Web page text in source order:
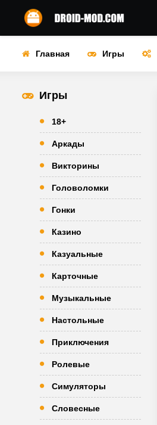
Главная Игры
Игры
18+
Аркады
Викторины
Головоломки
Гонки
Казино
Казуальные
Карточные
Музыкальные
Настольные
Приключения
Ролевые
Симуляторы
Словесные